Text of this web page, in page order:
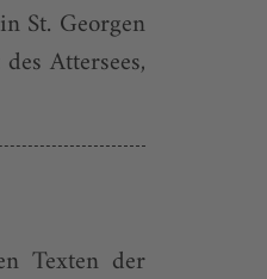
St. Georgen
Attersees,
Texten der